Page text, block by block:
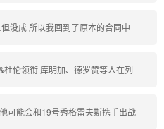
没成 所以我回到了原本的合同中
伦领衔 库明加、德罗赞等人在列
可能会和19号秀格雷夫斯携手出战